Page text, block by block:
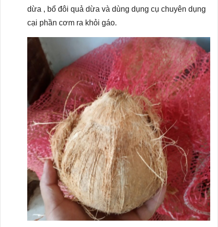
dừa , bổ đôi quả dừa và dùng dụng cụ chuyên dụng
cại phần cơm ra khỏi gáo.